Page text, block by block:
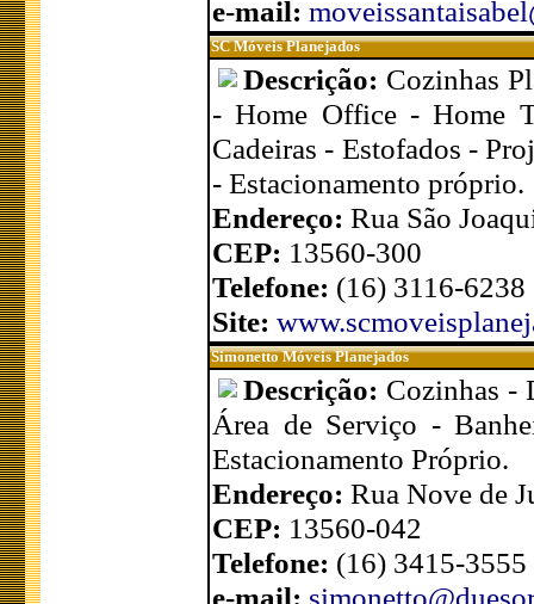
e-mail:
SC Móveis Planejados
Descrição: Cozinhas
- Home Office - Home
Cadeiras - Estofados -
- Estacionamento próprio.
Endereço: Rua São
CEP: 13560-300
Telefone: (16) 3116-6238
Site:
Simonetto Móveis Planejados
Descrição: Cozinhas -
Área de Serviço -
Estacionamento Próprio.
Endereço: Rua Nove de
CEP: 13560-042
Telefone: (16) 3415-
e-mail: